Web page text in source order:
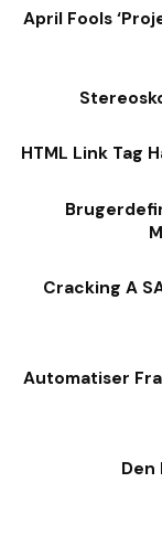
April Fools
HTML Link Tag
Cracking A
Automatiser
Den